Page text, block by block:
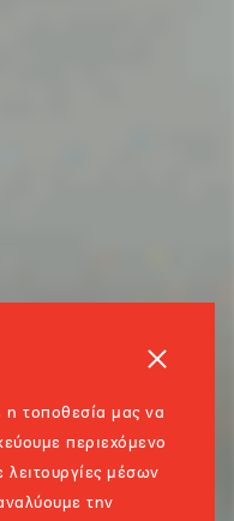
τοποθεσία μας να
περιεχόμενο
λειτουργίες μέσων
την